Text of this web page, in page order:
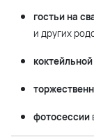
гостьи на
и других
фотосессии